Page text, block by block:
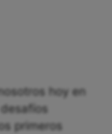
hoy en
primeros